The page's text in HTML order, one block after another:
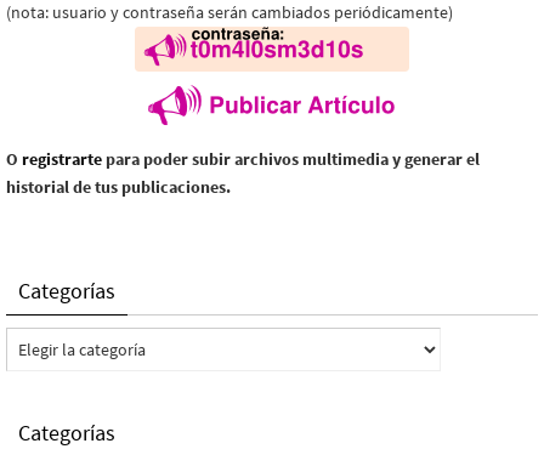
(nota: usuario y contraseña serán cambiados periódicamente)
O registrarte para poder subir archivos multimedia y generar el
historial de tus publicaciones.
Categorías
Categorías
Categorías